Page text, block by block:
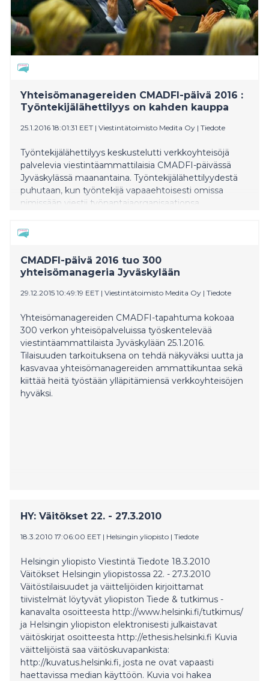
Yhteisömanagereiden CMADFI-päivä 2016 :
Työntekijälähettilyys on kahden kauppa
25.1.2016 18:01:31 EET | Viestintätoimisto Medita Oy | Tiedote
Työntekijälähettilyys keskustelutti verkkoyhteisöjä
palvelevia viestintäammattilaisia CMADFI-päivässä
Jyväskylässä maanantaina. Työntekijälähettilyydestä
puhutaan, kun työntekijä vapaaehtoisesti omissa
nimissään viestii työnantajaorganisaationsa
julkisuudessa. Lähettiläs tarvitsee tähän kuitenkin
organisaationsa tuen, muistutti Työterveyslaitoksen
CMADFI-päivä 2016 tuo 300
yhteisömanageria Jyväskylään
29.12.2015 10:49:19 EET | Viestintätoimisto Medita Oy | Tiedote
Yhteisömanagereiden CMADFI-tapahtuma kokoaa
300 verkon yhteisöpalveluissa työskentelevää
viestintäammattilaista Jyväskylään 25.1.2016.
Tilaisuuden tarkoituksena on tehdä näkyväksi uutta ja
kasvavaa yhteisömanagereiden ammattikuntaa sekä
kiittää heitä työstään ylläpitämiensä verkkoyhteisöjen
hyväksi.
HY: Väitökset 22. - 27.3.2010
18.3.2010 17:06:00 EET | Helsingin yliopisto | Tiedote
Helsingin yliopisto Viestintä Tiedote 18.3.2010
Väitökset Helsingin yliopistossa 22. - 27.3.2010
Väitöstilaisuudet ja väittelijöiden kirjoittamat
tiivistelmät löytyvät yliopiston Tiede & tutkimus -
kanavalta osoitteesta http://www.helsinki.fi/tutkimus/
ja Helsingin yliopiston elektronisesti julkaistavat
väitöskirjat osoitteesta http://ethesis.helsinki.fi Kuvia
väittelijöistä saa väitöskuvapankista:
http://kuvatus.helsinki.fi, josta ne ovat vapaasti
haettavissa median käyttöön. Kuvia voi hakea